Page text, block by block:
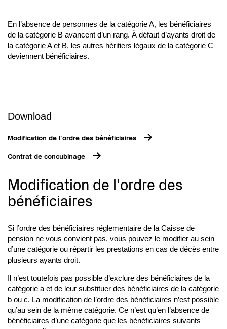
En l’absence de personnes de la catégorie A, les bénéficiaires
de la catégorie B avancent d’un rang. À défaut d’ayants droit de
la catégorie A et B, les autres héritiers légaux de la catégorie C
deviennent bénéficiaires.
Download
Modification de l'ordre des bénéficiaires
Contrat de concubinage
Modification de l’ordre des
bénéficiaires
Si l’ordre des bénéficiaires réglementaire de la Caisse de
pension ne vous convient pas, vous pouvez le modifier au sein
d’une catégorie ou répartir les prestations en cas de décès entre
plusieurs ayants droit.
Il n’est toutefois pas possible d’exclure des bénéficiaires de la
catégorie a et de leur substituer des bénéficiaires de la catégorie
b ou c. La modification de l’ordre des bénéficiaires n’est possible
qu’au sein de la même catégorie. Ce n’est qu’en l’absence de
bénéficiaires d’une catégorie que les bénéficiaires suivants